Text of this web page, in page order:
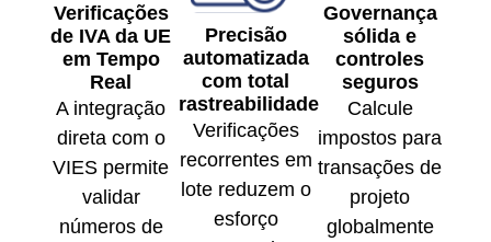
Verificações
de IVA da UE
em Tempo
Real
A integração
direta com o
VIES permite
validar
números de
Precisão
automatizada
com total
rastreabilidade
Verificações
recorrentes em
lote reduzem o
esforço
Governança
sólida e
controles
seguros
Calcule
impostos para
transações de
projeto
globalmente